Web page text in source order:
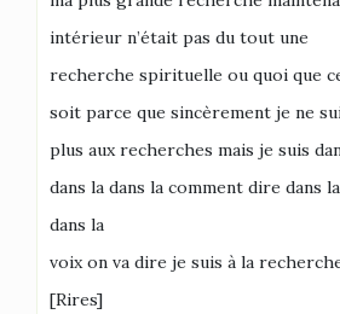
intérieur n’était pas du tout une
recherche spirituelle ou quoi que
soit parce que sincèrement je ne
plus aux recherches mais je suis
dans la dans la comment dire dans la
dans la
voix on va dire je suis à la
[Rires]